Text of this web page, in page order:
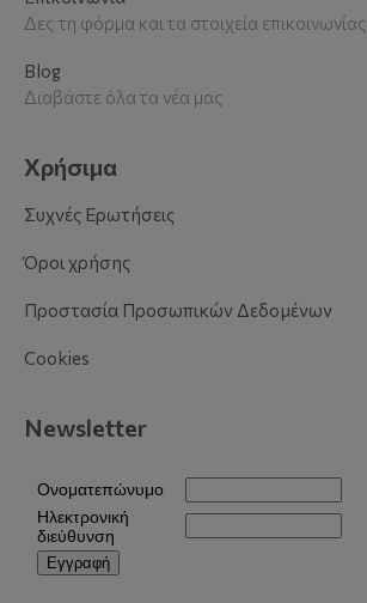
Δες τη φόρμα και τα στοιχεία επικοινωνίας
Blog
Διαβάστε όλα τα νέα μας
Χρήσιμα
Συχνές Ερωτήσεις
Όροι χρήσης
Προστασία Προσωπικών Δεδομένων
Cookies
Newsletter